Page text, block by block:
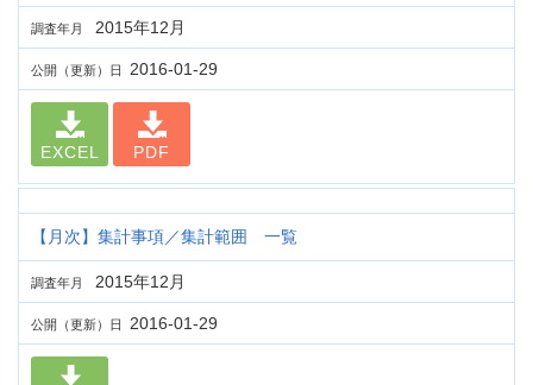
調査年月 2015年12月
公開（更新）日 2016-01-29
EXCEL PDF
【月次】集計事項／集計範囲 一覧
調査年月 2015年12月
公開（更新）日 2016-01-29